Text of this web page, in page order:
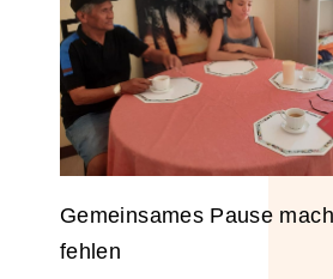
Gemeinsames Pause
fehlen